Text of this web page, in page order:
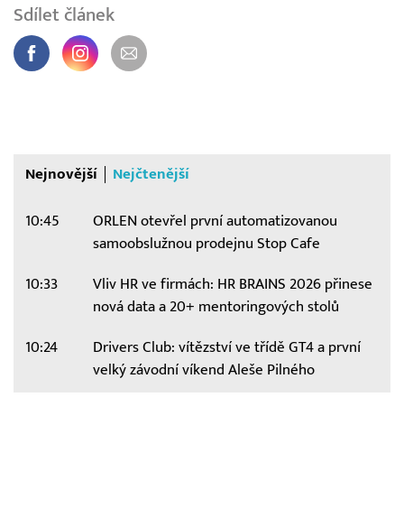
Sdílet článek
Nejnovější Nejčtenější
10:45
ORLEN otevřel první automatizovanou
samoobslužnou prodejnu Stop Cafe
10:33
Vliv HR ve firmách: HR BRAINS 2026 přinese
nová data a 20+ mentoringových stolů
10:24
Drivers Club: vítězství ve třídě GT4 a první
velký závodní víkend Aleše Pilného